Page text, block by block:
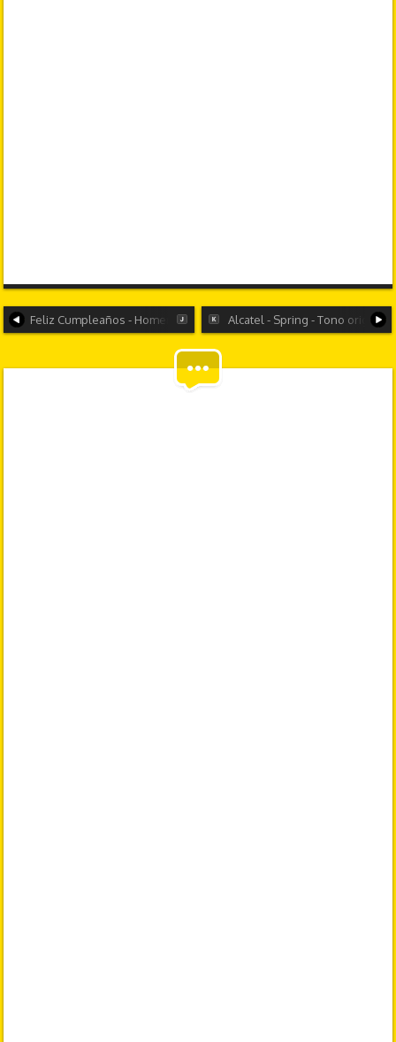
Feliz Cumpleaños - Homero Simpson (Latino)Alcatel - Spring - Tono original